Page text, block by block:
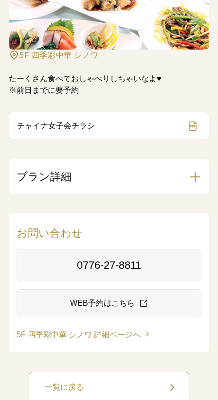
5F 四季彩中華 シノワ
たーくさん食べておしゃべりしちゃいなよ♥
※前日までに要予約
チャイナ女子会チラシ
プラン詳細
お問い合わせ
0776-27-8811
WEB予約はこちら
5F 四季彩中華 シノワ 詳細ページへ
一覧に戻る